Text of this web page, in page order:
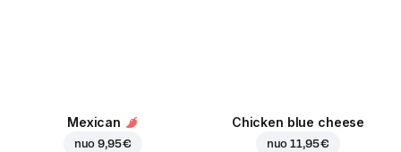
Mexican
nuo9,95 €
Chicken blue cheese
nuo11,95 €